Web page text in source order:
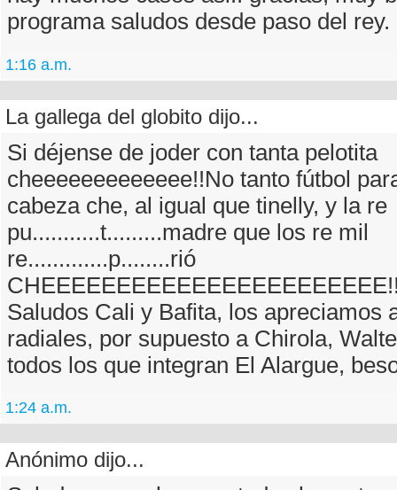
programa saludos desde paso del rey.
1:16 a.m.
La gallega del globito dijo...
Si déjense de joder con tanta pelotita
cheeeeeeeeeeeee!!No tanto fútbol
cabeza che, al igual que tinelly, y la re
pu...........t.........madre que los re mil
re.............p........rió
Saludos Cali y Bafita, los apreciamos
radiales, por supuesto a Chirola,
todos los que integran El Alargue,
1:24 a.m.
Anónimo dijo...